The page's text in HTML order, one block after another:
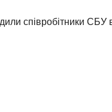
співробітники СБУ